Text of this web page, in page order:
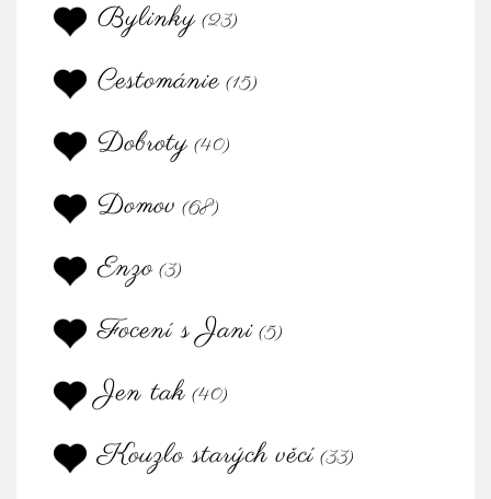
Bylinky (23)
Cestománie (15)
Dobroty (40)
Domov (68)
Enzo (3)
Focení s Jani (5)
Jen tak (40)
Kouzlo starých věcí (33)